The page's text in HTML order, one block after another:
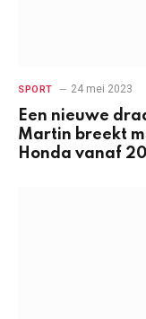
SPORT 24 mei 2023
Een nieuwe
Martin breekt
Honda vanaf